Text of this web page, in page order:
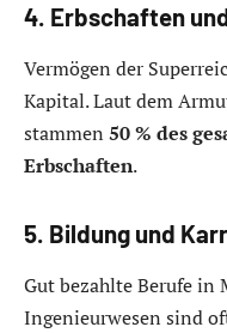
4. Erbschaften
Vermögen der
Kapital. Laut dem
stammen 50 % des
Erbschaften.
5. Bildung und
Gut bezahlte Berufe in
Ingenieurwesen sind